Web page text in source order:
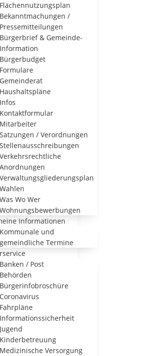
Flächennutzungsplan
Bekanntmachungen /
Pressemitteilungen
Bürgerbrief & Gemeinde-
Information
Bürgerbudget
Formulare
Gemeinderat
Haushaltspläne
Infos
Kontaktformular
Mitarbeiter
Satzungen / Verordnungen
Stellenausschreibungen
Verkehrsrechtliche
Anordnungen
Verwaltungsgliederungsplan
Wahlen
Was Wo Wer
Wohnungsbewerbungen
Informationen
Kommunale und
gemeindliche Termine
Banken / Post
Behörden
Bürgerinfobroschüre
Coronavirus
Fahrpläne
Informationssicherheit
Jugend
Kinderbetreuung
Medizinische Versorgung